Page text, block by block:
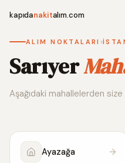
kapıdanakitalım.com
ALIM NOKTALARI ›
Sarıyer
Aşağıdaki mahallelerden
Ayazağa